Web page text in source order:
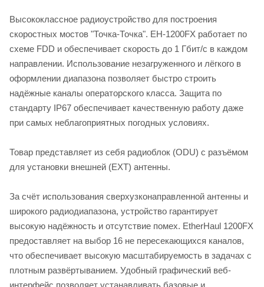
Высококлассное радиоустройство для построения
скоростных мостов "Точка-Точка". EH-1200FX работает по
схеме FDD и обеспечивает скорость до 1 Гбит/с в каждом
направлении. Использование незагруженного и лёгкого в
оформлении диапазона позволяет быстро строить
надёжные каналы операторского класса. Защита по
стандарту IP67 обеспечивает качественную работу даже
при самых неблагоприятных погодных условиях.
Товар представляет из себя радиоблок (ODU) с разъёмом
для установки внешней (EXT) антенны.
За счёт использования сверхузконаправленной антенны и
широкого радиодиапазона, устройство гарантирует
высокую надёжность и отсутствие помех. EtherHaul 1200FX
предоставляет на выбор 16 не пересекающихся каналов,
что обеспечивает высокую масштабируемость в задачах с
плотным развёртыванием. Удобный графический веб-
интерфейс позволяет устанавливать базовые и